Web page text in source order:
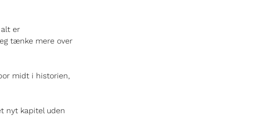
er
tænke mere over
midt i historien,
nyt kapitel uden